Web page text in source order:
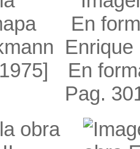
Enrique
En
Pag.